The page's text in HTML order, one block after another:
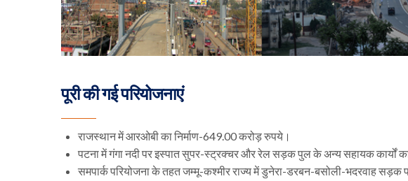
पूरी की गई परियोजनाएं
राजस्थान में आरओबी का निर्माण-649.00 करोड़ रुपये।
पटना में गंगा नदी पर इस्पात सुपर-स्ट्रक्चर और रेल सड़क पुल के अन्य सहायक कार्यों
समपार्क परियोजना के तहत जम्मू-कश्मीर राज्य में डुनेरा-डरबन-बसोली-भदरवाह सड़क